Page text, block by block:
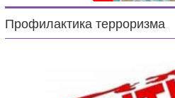
Профилактика терроризма